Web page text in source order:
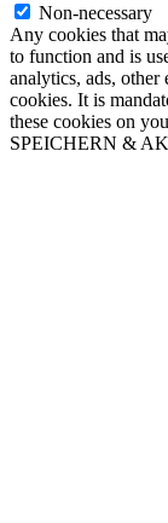
Non-necessary
Any cookies that
to function and is
analytics, ads, other
cookies. It is
these cookies on
SPEICHERN &